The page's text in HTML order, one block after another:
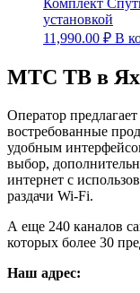
Комплект
установкой
11,990.00 ₽ В
МТС ТВ в
Оператор
востребованные
удобным
выбор,
интернет с
раздачи Wi-Fi.
А еще 240 каналов
которых более 30
Наш адрес: